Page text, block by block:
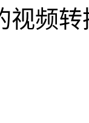
频转